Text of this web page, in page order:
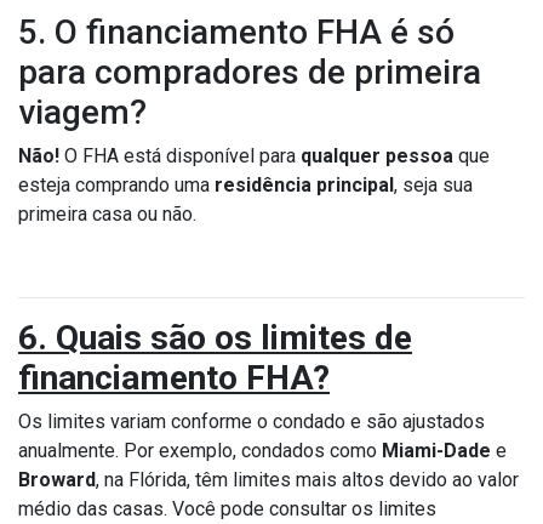
5. O financiamento FHA é só
para compradores de primeira
viagem?
Não! O FHA está disponível para qualquer pessoa que
esteja comprando uma residência principal, seja sua
primeira casa ou não.
6. Quais são os limites de
financiamento FHA?
Os limites variam conforme o condado e são ajustados
anualmente. Por exemplo, condados como Miami-Dade e
Broward, na Flórida, têm limites mais altos devido ao valor
médio das casas. Você pode consultar os limites